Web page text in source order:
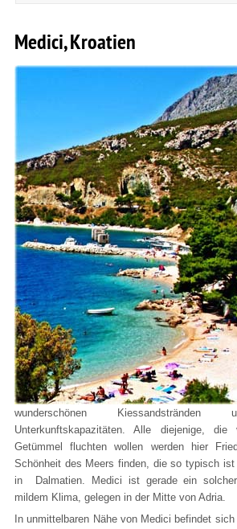
Medici, Kroatien
wunderschönen Kiessandstränden
Unterkunftskapazitäten. Alle diejenige,
Getümmel fluchten wollen werden hier
Schönheit des Meers finden, die so typisch
in Dalmatien. Medici ist gerade ein
mildem Klima, gelegen in der Mitte von Adria.
In unmittelbaren Nähe von Medici befindet